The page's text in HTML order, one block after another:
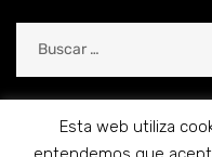
Esta web utiliza